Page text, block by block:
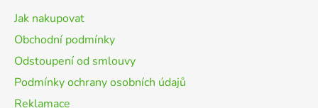
Jak nakupovat
Obchodní podmínky
Odstoupení od smlouvy
Podmínky ochrany osobních údajů
Reklamace